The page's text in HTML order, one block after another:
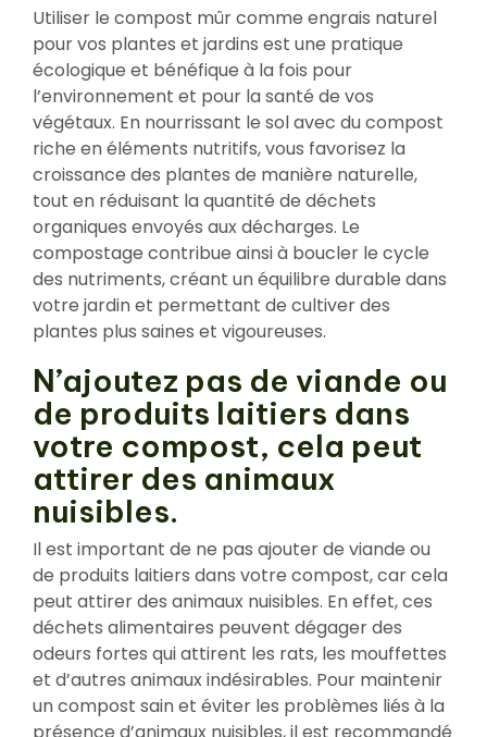
Utiliser le compost mûr comme engrais naturel
pour vos plantes et jardins est une pratique
écologique et bénéfique à la fois pour
l’environnement et pour la santé de vos
végétaux. En nourrissant le sol avec du compost
riche en éléments nutritifs, vous favorisez la
croissance des plantes de manière naturelle,
tout en réduisant la quantité de déchets
organiques envoyés aux décharges. Le
compostage contribue ainsi à boucler le cycle
des nutriments, créant un équilibre durable dans
votre jardin et permettant de cultiver des
plantes plus saines et vigoureuses.
N’ajoutez pas de viande ou
de produits laitiers dans
votre compost, cela peut
attirer des animaux
nuisibles.
Il est important de ne pas ajouter de viande ou
de produits laitiers dans votre compost, car cela
peut attirer des animaux nuisibles. En effet, ces
déchets alimentaires peuvent dégager des
odeurs fortes qui attirent les rats, les mouffettes
et d’autres animaux indésirables. Pour maintenir
un compost sain et éviter les problèmes liés à la